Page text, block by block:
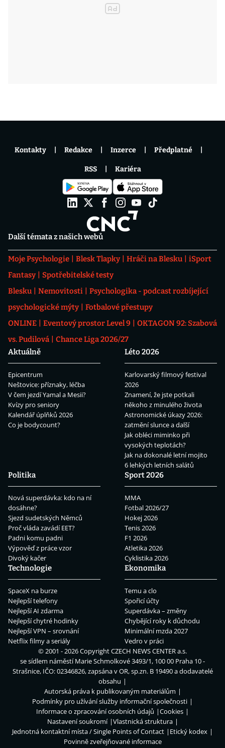
Další témata z našich webů
Moje Psychologie Blesk Tlapky Hráči na Blesku
iSport
Fantasy
Spotřebitelské testy
Blesku
Nemovitosti
Psychologika - podcast rozbíjející
psychologické mýty
Fotbalové přestupy
ONLINE
Eventový prostor Level 9
OKTAGON 92: Szabová
vs. Pudilová
Chance Liga 2026/27
Aktuálně
Epicentrum
Neštovice: příznaky, léčba
V čem jezdí Yamal a Mesii?
Kvízy pro seniory
Kalendář úplňků 2026
Co je bodycount?
Léto 2026
Karlovarský filmový festival
2026
Znamení, že jste potkali
někoho z minulého života
Astronomické úkazy 2026:
zatmění slunce a další
Jak obléci miminko při
vysokých teplotách?
Jak na dokonalé letní mojito
6 lehkých letních salátů
Politika
Nová superdávka: kdo na ní
dosáhne?
Sjezd sudetských Němců
Proč vláda zavádí EET?
Padni komu padni
Výpověď z práce vzor
Divoký kačer
Sport 2026
MMA
Fotbal 2026/27
Hokej 2026
Tenis 2026
F1 2026
Atletika 2026
Cyklistika 2026
Technologie
SpaceX na burze
Nejlepší telefony
Nejlepší AI zdarma
Nejlepší chytré hodinky
Nejlepší VPN – srovnání
Netflix filmy a seriály
Ekonomika
Temu a clo
Spořicí účty
Superdávka – změny
Chybějící roky k důchodu
Minimální mzda 2027
Vedro v práci
Kontakty Redakce Inzerce Předplatné
RSS Kariéra
© 2001 - 2026 CopyrightCZECH NEWS CENTER a.s.
se sídlem náměstí Marie Schmolkové 3493/1, 100 00 Praha 10 -
Strašnice, IČO: 02346826, zapsána v OR, sp.zn. B 19490 a dodavatelé
obsahu
Autorská práva k publikovaným materiálům
Podmínky pro užívání služby informační společnosti
Informace o zpracování osobních údajů
Cookies
Nastavení soukromí
Vlastnická struktura
Jednotná kontaktní místa / Single Points of Contact
Etický kodex
Povinně zveřejňované informace